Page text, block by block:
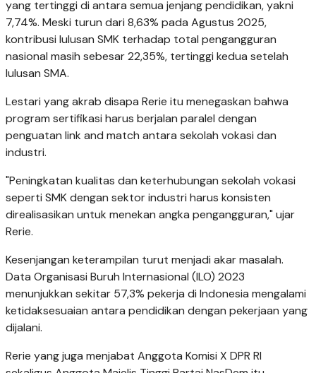
yang tertinggi di antara semua jenjang pendidikan, yakni
7,74%. Meski turun dari 8,63% pada Agustus 2025,
kontribusi lulusan SMK terhadap total pengangguran
nasional masih sebesar 22,35%, tertinggi kedua setelah
lulusan SMA.
Lestari yang akrab disapa Rerie itu menegaskan bahwa
program sertifikasi harus berjalan paralel dengan
penguatan link and match antara sekolah vokasi dan
industri.
"Peningkatan kualitas dan keterhubungan sekolah vokasi
seperti SMK dengan sektor industri harus konsisten
direalisasikan untuk menekan angka pengangguran," ujar
Rerie.
Kesenjangan keterampilan turut menjadi akar masalah.
Data Organisasi Buruh Internasional (ILO) 2023
menunjukkan sekitar 57,3% pekerja di Indonesia mengalami
ketidaksesuaian antara pendidikan dengan pekerjaan yang
dijalani.
Rerie yang juga menjabat Anggota Komisi X DPR RI